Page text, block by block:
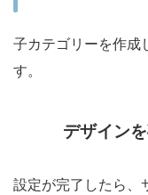
子カテゴリーを作成
す。
デザイン
設定が完了したら、